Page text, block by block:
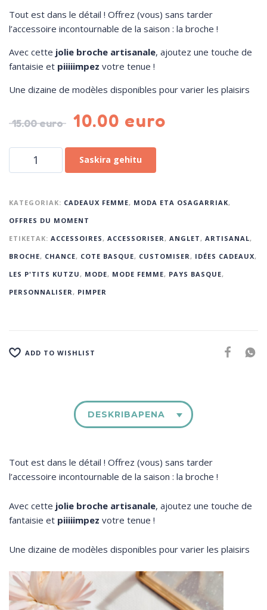
Tout est dans le détail ! Offrez (vous) sans tarder
l’accessoire incontournable de la saison : la broche !
Avec cette jolie broche artisanale, ajoutez une touche de
fantaisie et piiiiimpez votre tenue !
Une dizaine de modèles disponibles pour varier les plaisirs
15.00euro 10.00 euro
Saskira gehitu
KATEGORIAK: CADEAUX FEMME, MODA ETA OSAGARRIAK,
OFFRES DU MOMENT
ETIKETAK: ACCESSOIRES , ACCESSORISER , ANGLET , ARTISANAL,
BROCHE, CHANCE, COTE BASQUE, CUSTOMISER , IDÉES CADEAUX,
LES P'TITS KUTZU , MODE, MODE FEMME, PAYS BASQUE,
PERSONNALISER , PIMPER
ADD TO WISHLIST
DESKRIBAPENA
Tout est dans le détail ! Offrez (vous) sans tarder
l’accessoire incontournable de la saison : la broche !
Avec cette jolie broche artisanale, ajoutez une touche de
fantaisie et piiiiimpez votre tenue !
Une dizaine de modèles disponibles pour varier les plaisirs